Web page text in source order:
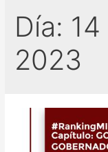
Día:
2023